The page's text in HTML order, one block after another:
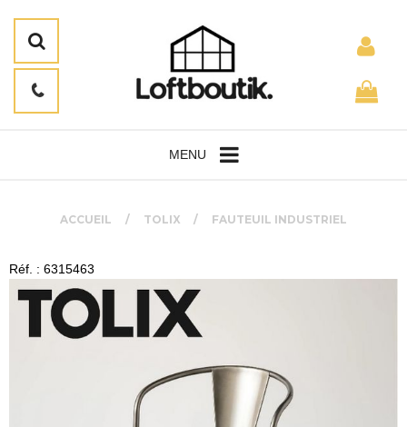
MENU
ACCUEIL TOLIX FAUTEUIL INDUSTRIEL
Réf. : 6315463